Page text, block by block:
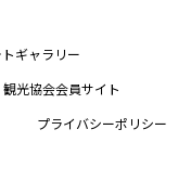
ギャラリー
観光協会会員サイト
プライバシーポリシー